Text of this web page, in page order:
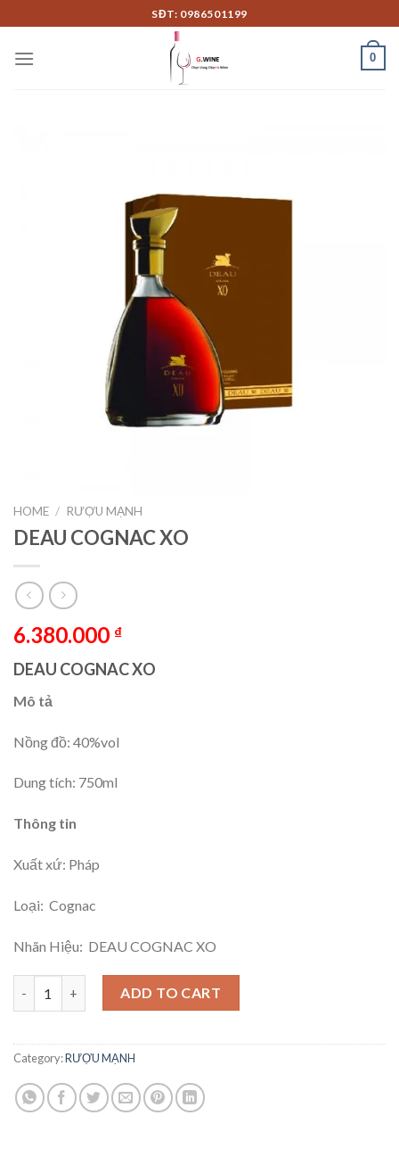
to
content
SĐT: 0986501199
0
HOME / RƯỢU MẠNH
DEAU COGNAC XO
6.380.000 ₫
DEAU COGNAC XO
Mô tả
Nồng đồ: 40%vol
Dung tích: 750ml
Thông tin
Xuất xứ: Pháp
Loại: Cognac
Nhãn Hiệu: DEAU COGNAC XO
DEAU COGNAC XO quantity
ADD TO CART
Category:RƯỢU MẠNH